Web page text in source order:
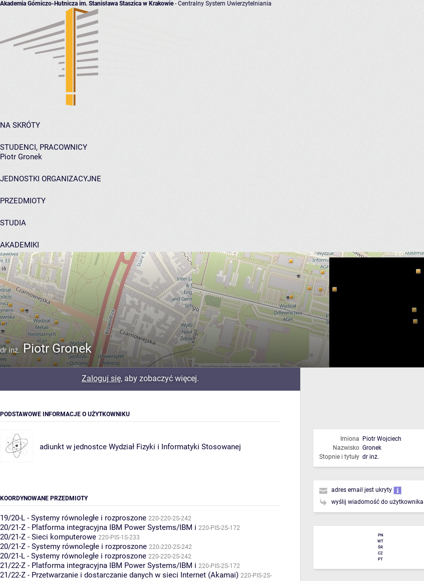
Akademia Górniczo-Hutnicza im. Stanisława Staszica w Krakowie- Centralny System Uwierzytelniania
NA SKRÓTY
STUDENCI, PRACOWNICY
Piotr Gronek
JEDNOSTKI ORGANIZACYJNE
PRZEDMIOTY
STUDIA
AKADEMIKI
POMOC
dr inż. Piotr Gronek
Zaloguj się, aby zobaczyć więcej.
PODSTAWOWE INFORMACJE O UŻYTKOWNIKU
adiunkt w jednostce Wydział Fizyki i Informatyki Stosowanej
KOORDYNOWANE PRZEDMIOTY
19/20-L - Systemy równoległe i rozproszone 220-220-2S-242
20/21-Z - Platforma integracyjna IBM Power Systems/IBM i 220-PIS-2S-172
20/21-Z - Sieci komputerowe 220-PIS-1S-233
20/21-Z - Systemy równoległe i rozproszone 220-220-2S-242
20/21-L - Systemy równoległe i rozproszone 220-220-2S-242
21/22-Z - Platforma integracyjna IBM Power Systems/IBM i 220-PIS-2S-172
21/22-Z - Przetwarzanie i dostarczanie danych w sieci Internet (Akamai) 220-PIS-2S-
Imiona
Piotr Wojciech
Nazwisko Gronek
Stopnie i tytuły dr inż.
adres email jest ukryty
wyślij wiadomość do użytkownika
PN
WT
ŚR
CZ
PT